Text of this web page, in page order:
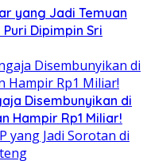
yang Jadi Temuan
Dipimpin Sri
Disembunyikan di
Hampir Rp1 Miliar!